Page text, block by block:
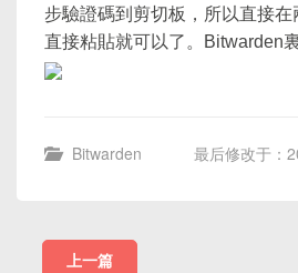
步驗證碼到剪切板，所以直接
直接粘貼就可以了。Bitwarden
Bitwarden 最后修改于：
上一篇